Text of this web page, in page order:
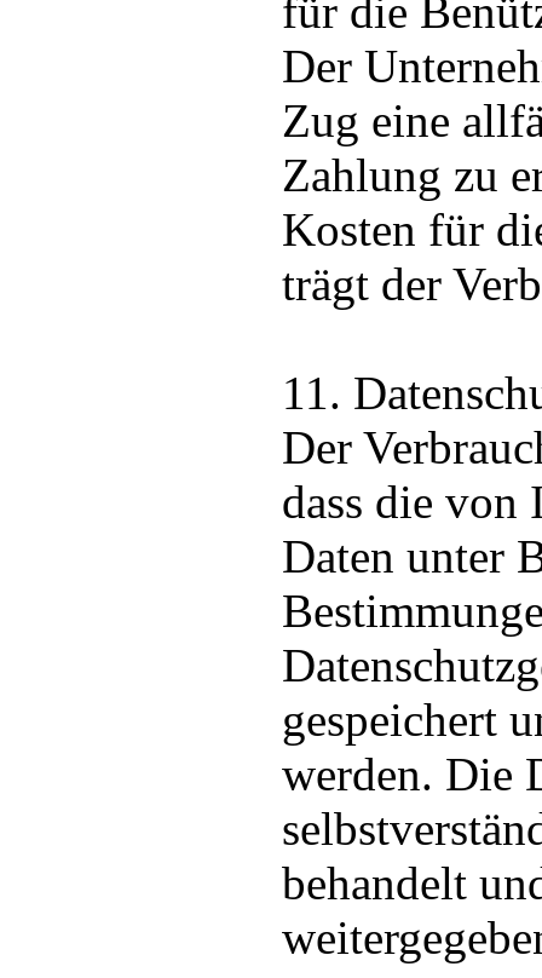
für die
Der
Zug eine
Zahlung zu
Kosten für
trägt der
11.
Der
dass die von
Daten unter
gespeichert
werden. Die
behandelt